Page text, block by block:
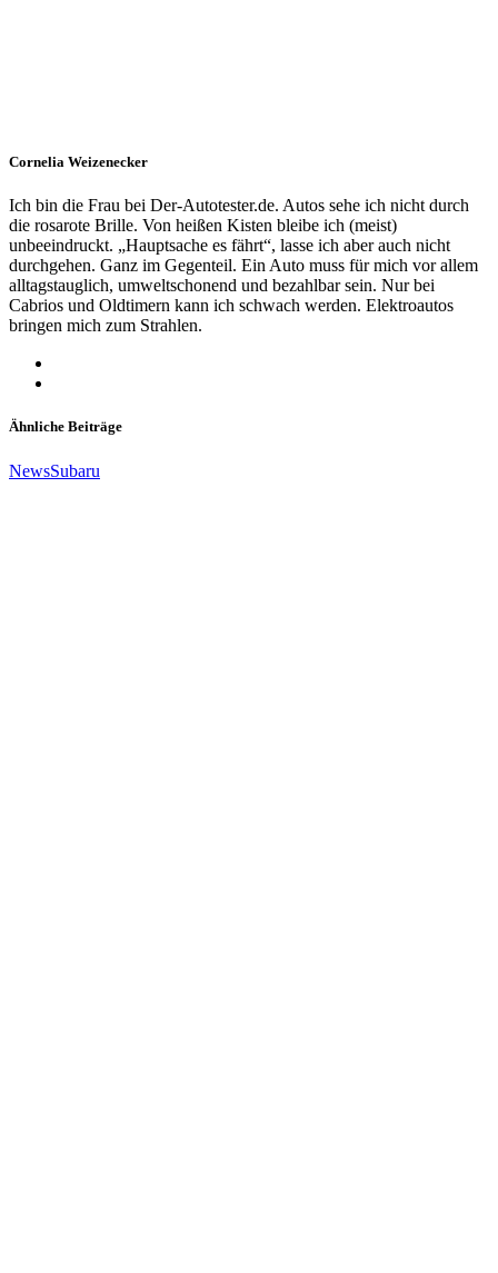
Cornelia Weizenecker
Ich bin die Frau bei Der-Autotester.de. Autos sehe ich nicht durch
die rosarote Brille. Von heißen Kisten bleibe ich (meist)
unbeeindruckt. „Hauptsache es fährt“, lasse ich aber auch nicht
durchgehen. Ganz im Gegenteil. Ein Auto muss für mich vor allem
alltagstauglich, umweltschonend und bezahlbar sein. Nur bei
Cabrios und Oldtimern kann ich schwach werden. Elektroautos
bringen mich zum Strahlen.
Ähnliche Beiträge
NewsSubaru